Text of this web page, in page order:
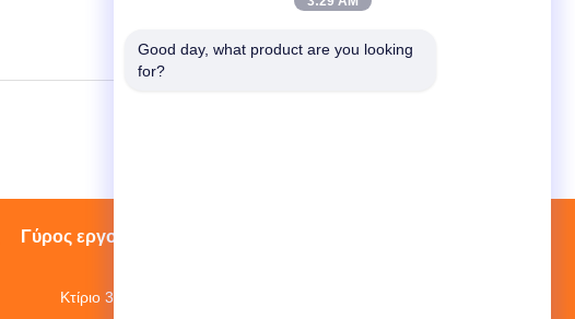
Γύρος εργοστασίων
Κτίριο 3, Βιομηχανικό Πάρκο Mopei, Περιοχή
Good day, what product are you looking
for?